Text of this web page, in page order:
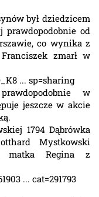
był dziedzicem
prawdopodobnie od
co wynika z
zmarł w
... sp=sharing
w
jeszcze w akcie
1794 Dąbrówka
Mystkowski
matka Regina z
... cat=291793